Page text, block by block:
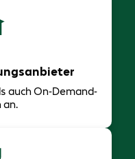
auch On-Demand-
an.